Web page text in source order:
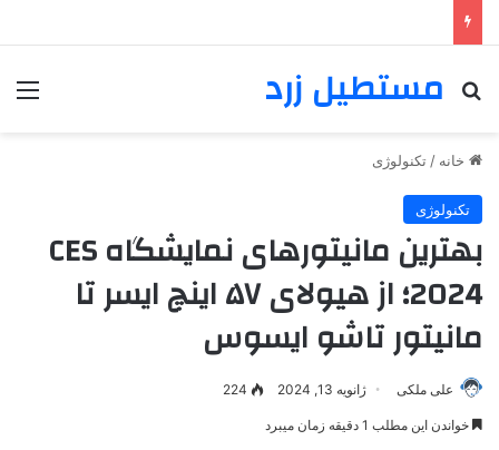
مستطیل زرد
خانه / تکنولوژی
تکنولوژی
بهترین مانیتورهای نمایشگاه CES
2024؛ از هیولای ۵۷ اینچ ایسر تا
مانیتور تاشو ایسوس
علی ملکی ژانویه 13, 2024 224
خواندن این مطلب 1 دقیقه زمان میبرد